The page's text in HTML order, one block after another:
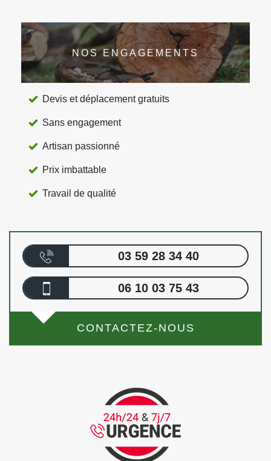
NOS ENGAGEMENTS
Devis et déplacement gratuits
Sans engagement
Artisan passionné
Prix imbattable
Travail de qualité
03 59 28 34 40
06 10 03 75 43
CONTACTEZ-NOUS